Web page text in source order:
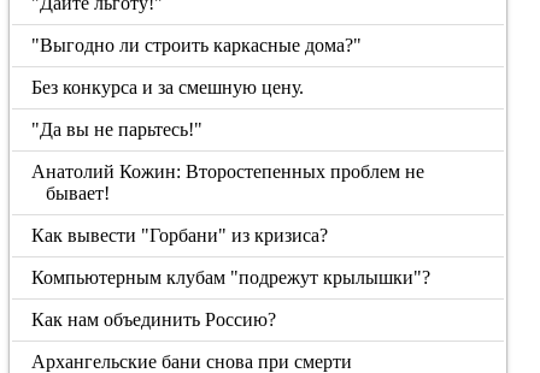
"Выгодно ли строить каркасные дома?"
Без конкурса и за смешную цену.
"Да вы не парьтесь!"
Анатолий Кожин: Второстепенных проблем не
бывает!
Как вывести "Горбани" из кризиса?
Компьютерным клубам "подрежут крылышки"?
Как нам объединить Россию?
Архангельские бани снова при смерти